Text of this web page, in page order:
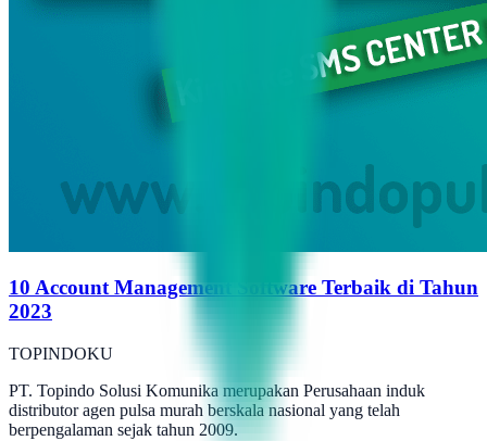
10 Account Management Software Terbaik di Tahun
2023
TOPINDOKU
PT. Topindo Solusi Komunika merupakan Perusahaan induk
distributor agen pulsa murah berskala nasional yang telah
berpengalaman sejak tahun 2009.